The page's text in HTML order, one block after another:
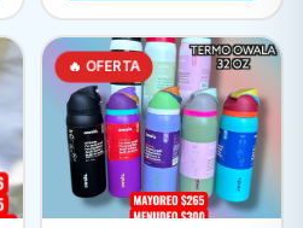
🔥 OFERTA